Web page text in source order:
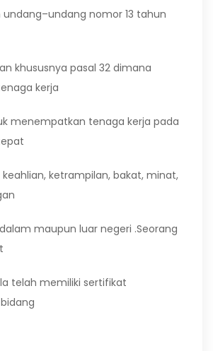
undang–undang nomor 13 tahun
khususnya pasal 32 dimana
kerja
menempatkan tenaga kerja pada
ketrampilan, bakat, minat,
maupun luar negeri .Seorang
telah memiliki sertifikat